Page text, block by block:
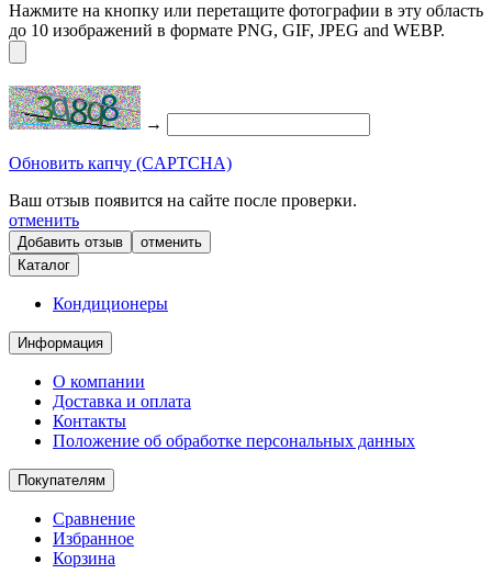
Нажмите на кнопку или перетащите фотографии в эту область
до 10 изображений в формате PNG, GIF, JPEG and WEBP.
→
Обновить капчу (CAPTCHA)
Ваш отзыв появится на сайте после проверки.
отменить
отменить
Каталог
Кондиционеры
Информация
О компании
Доставка и оплата
Контакты
Положение об обработке персональных данных
Покупателям
Сравнение
Избранное
Корзина